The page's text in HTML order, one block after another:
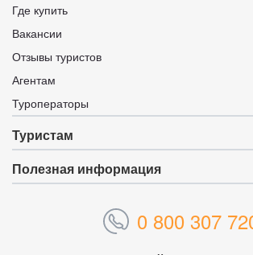
Где купить
Вакансии
Отзывы туристов
Агентам
Туроператоры
Туристам
Полезная информация
0 800 307